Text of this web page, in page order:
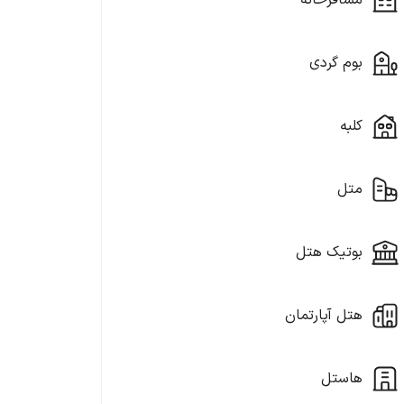
بوم گردی
کلبه
متل
بوتیک هتل
هتل آپارتمان
هاستل